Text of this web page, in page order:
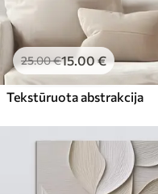
25.00€15.00€
Tekstūruota abstrakcija